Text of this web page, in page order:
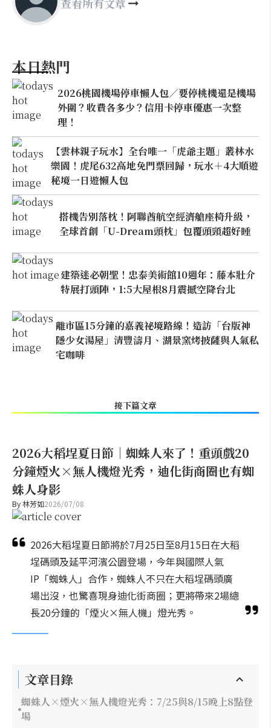
本日熱門
2026桃園機場停車懶人包／要停桃機還是機場
外圍？收費各多少？信用卡停車優惠一次整
理！
【雲林親子玩水】全台唯一「虎爺主題」叢林水
樂園！虎尾632高地免門票回歸，玩水＋4大順遊
秘境一日遊懶人包
搭機告別落枕！阿聯酋航空經濟艙座椅升級，
全球首創「U-Dream頭枕」包覆頭頸超好睡
建築迷必朝聖！忠泰美術館10週年：藤本壯介
特展打頭陣，1:5大屋根8月震撼空降台北
離市區15分鐘的嘉義祕境路線！造訪「台版神
隱少女湯屋」清豐濤月、湖景窯烤披薩與人氣私
宅咖啡
接下篇文章
2026大稻埕夏日節｜蜘蛛人來了！重頭戲20
分鐘煙火×無人機燈光秀，迪化街商圈也有蜘
蛛人身影
By林芳如2026/07/08
2026大稻埕夏日節將於7月25日至8月15日在大稻
埕碼頭及延平河濱公園登場，今年與國際人氣
IP「蜘蛛人」合作，蜘蛛人不只在大稻埕碼頭廣
場出沒，也驚喜現身迪化街商圈；更將帶來2場總
長20分鐘的「煙火×無人機」燈光秀。
文章目錄
蜘蛛人×煙火×無人機燈光秀：7/25與8/15晚上8點登
場